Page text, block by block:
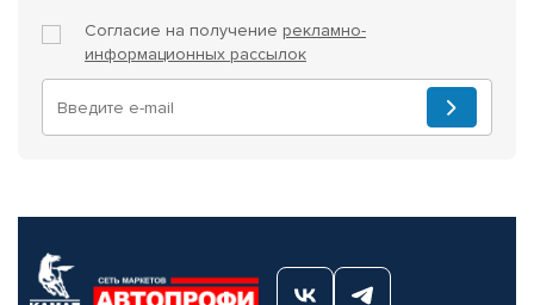
Согласие на получение рекламно-
информационных рассылок